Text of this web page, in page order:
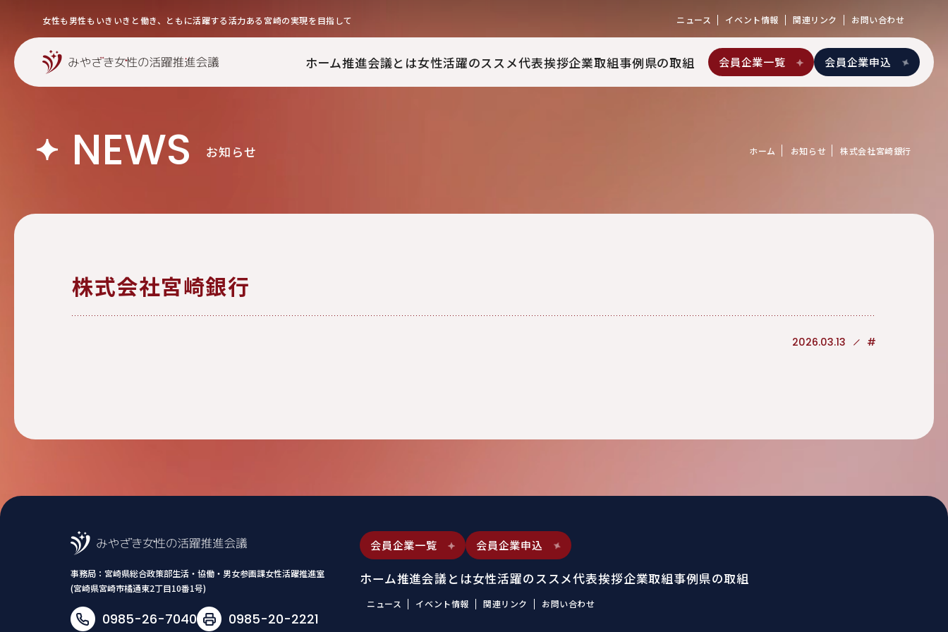
女性も男性もいきいきと働き、ともに活躍する活力ある宮崎の実現を目指して ニュース イベント情報 関連リンク お問い合わせ
会員企業一覧 会員企業申込
ホーム推進会議とは女性活躍のススメ代表挨拶企業取組事例県の取組
NEWS お知らせ ホーム お知らせ 株式会社宮崎銀行
株式会社宮崎銀行
2026.03.13 #
事務局： 宮崎県総合政策部生活・協働・男女参画課女性活躍推進室
(宮崎県宮崎市橘通東2丁目10番1号)
0985-26-7040 0985-20-2221
会員企業一覧 会員企業申込
ホーム推進会議とは女性活躍のススメ代表挨拶企業取組事例県の取組
ニュース イベント情報 関連リンク お問い合わせ